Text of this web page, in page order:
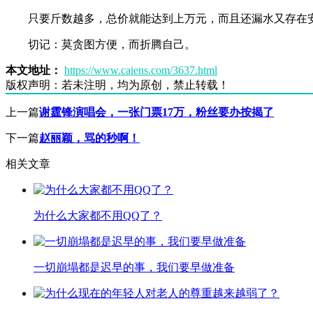
只要斤数越多，总价就能达到上万元，而且还漏水又存在
切记：莫贪图方便，而折腾自己。
本文地址： https://www.caiens.com/3637.html
版权声明： 若未注明，均为原创，禁止转载！
上一篇谢霆锋演唱会，一张门票17万，粉丝要办按揭了
下一篇赵丽颖，骂的秒啊！
相关文章
为什么大家都不用QQ了？
一切崩塌都是迟早的事，我们要早做准备